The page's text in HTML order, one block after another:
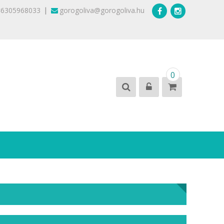
| gorogoliva@gorogoliva.hu
0